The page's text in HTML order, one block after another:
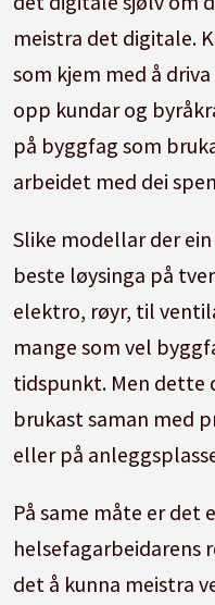
skole.
Leiar av
opplæring/fagskule.
meistra det digitale.
som kjem med å
opp kundar og
på byggfag som
arbeidet med dei
Slike modellar der
beste løysinga på
elektro, røyr, til
mange som vel
tidspunkt. Men
brukast saman med
eller på
På same måte er det
helsefagarbeidarens
det å kunna meistra